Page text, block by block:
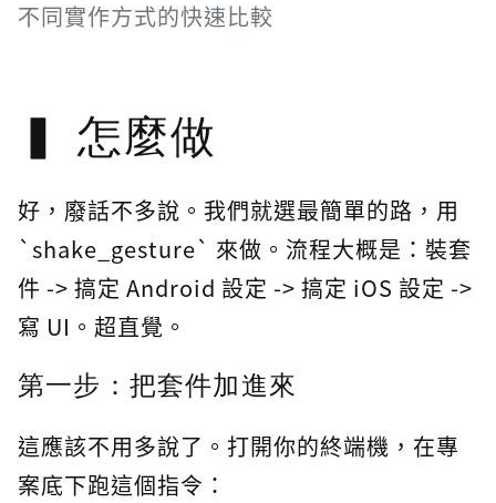
不同實作方式的快速比較
怎麼做
好，廢話不多說。我們就選最簡單的路，用
`shake_gesture` 來做。流程大概是：裝套
件 -> 搞定 Android 設定 -> 搞定 iOS 設定 ->
寫 UI。超直覺。
第一步：把套件加進來
這應該不用多說了。打開你的終端機，在專
案底下跑這個指令：